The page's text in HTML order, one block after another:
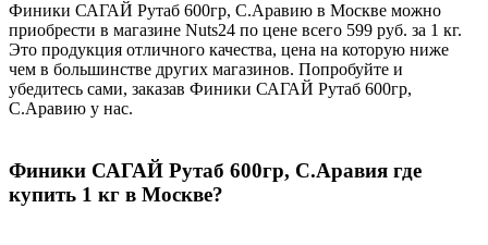
Финики САГАЙ Рутаб 600гр, С.Аравию в Москве можно
приобрести в магазине Nuts24 по цене всего 599 руб. за 1 кг.
Это продукция отличного качества, цена на которую ниже
чем в большинстве других магазинов. Попробуйте и
убедитесь сами, заказав Финики САГАЙ Рутаб 600гр,
С.Аравию у нас.
Финики САГАЙ Рутаб 600гр, С.Аравия где
купить 1 кг в Москве?